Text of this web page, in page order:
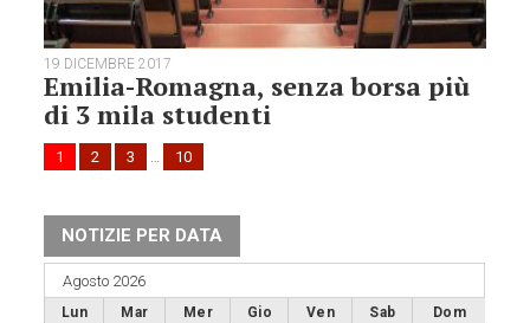
19 DICEMBRE 2017
Emilia-Romagna, senza borsa più
di 3 mila studenti
1 2 3 … 10
NOTIZIE PER DATA
Agosto 2026
Lun Mar Mer Gio Ven Sab Dom